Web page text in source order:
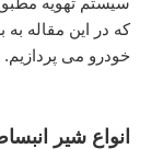
که در این مقاله
خودرو می پردازیم.
انواع شیر